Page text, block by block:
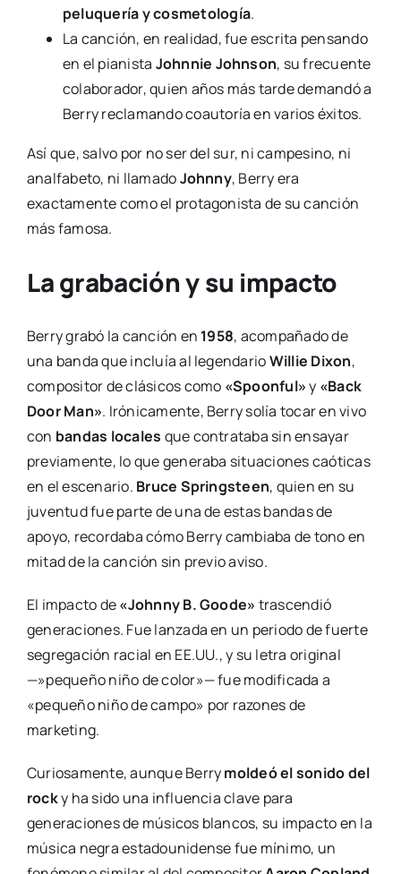
peluquería y cosmetología.
La canción, en realidad, fue escrita pensando
en el pianista Johnnie Johnson, su frecuente
colaborador, quien años más tarde demandó a
Berry reclamando coautoría en varios éxitos.
Así que, salvo por no ser del sur, ni campesino, ni
analfabeto, ni llamadoJohnny, Berry era
exactamente como el protagonista de su canción
más famosa.
La grabación y su impacto
Berry grabó la canción en 1958, acompañado de
una banda que incluía al legendarioWillie Dixon,
compositor de clásicos como «Spoonful»y «Back
Door Man». Irónicamente, Berry solía tocar en vivo
con bandas locales que contrataba sin ensayar
previamente, lo que generaba situaciones caóticas
en el escenario. Bruce Springsteen, quien en su
juventud fue parte de una de estas bandas de
apoyo, recordaba cómo Berry cambiaba de tono en
mitad de la canción sin previo aviso.
El impacto de«Johnny B. Goode» trascendió
generaciones. Fue lanzada en un periodo de fuerte
segregación racial en EE.UU., y su letra original
—»pequeño niño de color»— fue modificada a
«pequeño niño de campo» por razones de
marketing.
Curiosamente, aunque Berrymoldeó el sonido del
rocky ha sido una influencia clave para
generaciones de músicos blancos, su impacto en la
música negra estadounidense fue mínimo, un